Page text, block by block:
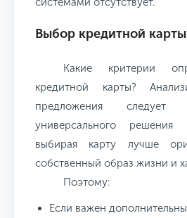
Выбор кредитной карты
Какие критерии
кредитной карты?
предложения следует
универсального
выбирая карту лучше
собственный образ жизни и
Поэтому:
Если важен